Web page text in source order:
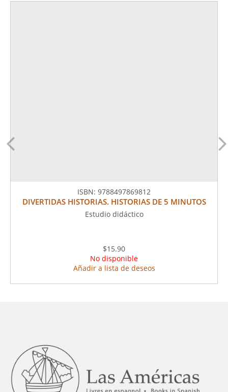
ISBN: 9788497869812
DIVERTIDAS HISTORIAS. HISTORIAS DE 5 MINUTOS
Estudio didáctico
$15.90
No disponible
Añadir a lista de deseos